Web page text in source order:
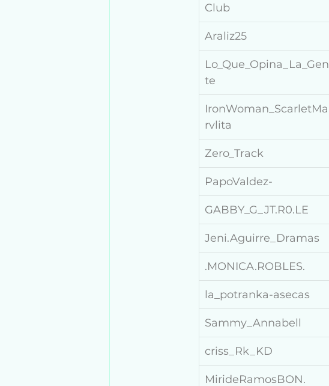
Club
Araliz25
Lo_Que_Opina_La_Gen
te
IronWoman_ScarletMa
rvlita
Zero_Track
PapoValdez-
GABBY_G_JT.R0.LE
Jeni.Aguirre_Dramas
.MONICA.ROBLES.
la_potranka-asecas
Sammy_Annabell
criss_Rk_KD
MirideRamosBON.